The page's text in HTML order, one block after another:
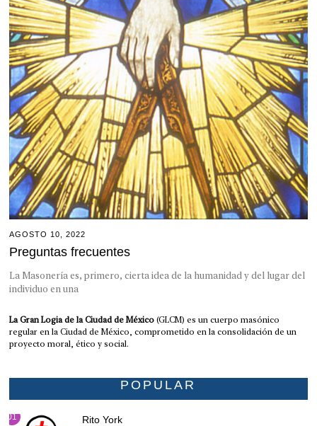
AGOSTO 10, 2022
Preguntas frecuentes
La Masonería es, primero, cierta idea de la humanidad y del lugar del
individuo en una
La Gran Logia de la Ciudad de México (GLCM) es un cuerpo masónico
regular en la Ciudad de México, comprometido en la consolidación de un
proyecto moral, ético y social.
POPULAR
01 Rito York